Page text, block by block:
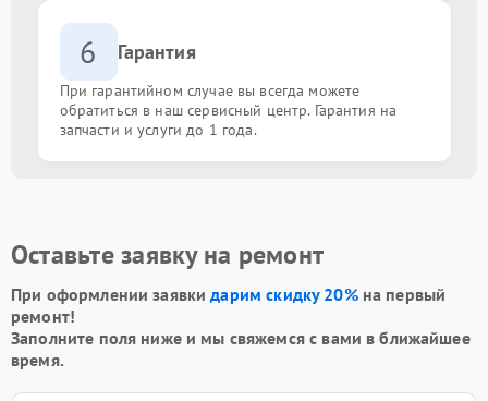
6 Гарантия
При гарантийном случае вы всегда можете
обратиться в наш сервисный центр. Гарантия на
запчасти и услуги до 1 года.
Оставьте заявку на ремонт
При оформлении заявкидарим скидку 20%на первый
ремонт!
Заполните поля ниже и мы свяжемся с вами в ближайшее
время.